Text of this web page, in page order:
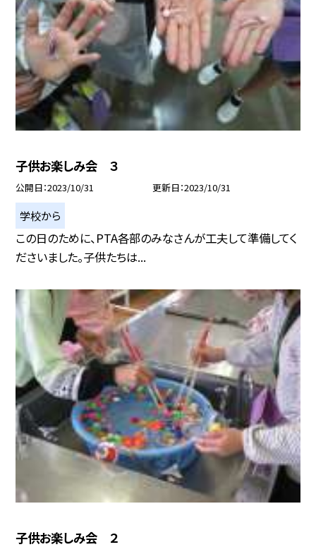
子供お楽しみ会 ３
公開日 2023/10/31 更新日 2023/10/31
学校から
この日のために、PTA各部のみなさんが工夫して準備してく
ださいました。子供たちは...
子供お楽しみ会 ２